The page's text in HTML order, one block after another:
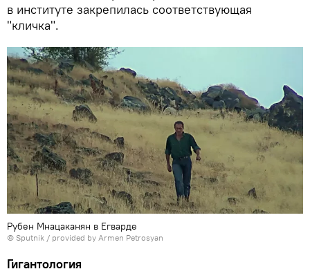
в институте закрепилась соответствующая
"кличка".
Рубен Мнацаканян в Егварде
© Sputnik / provided by Armen Petrosyan
Гигантология